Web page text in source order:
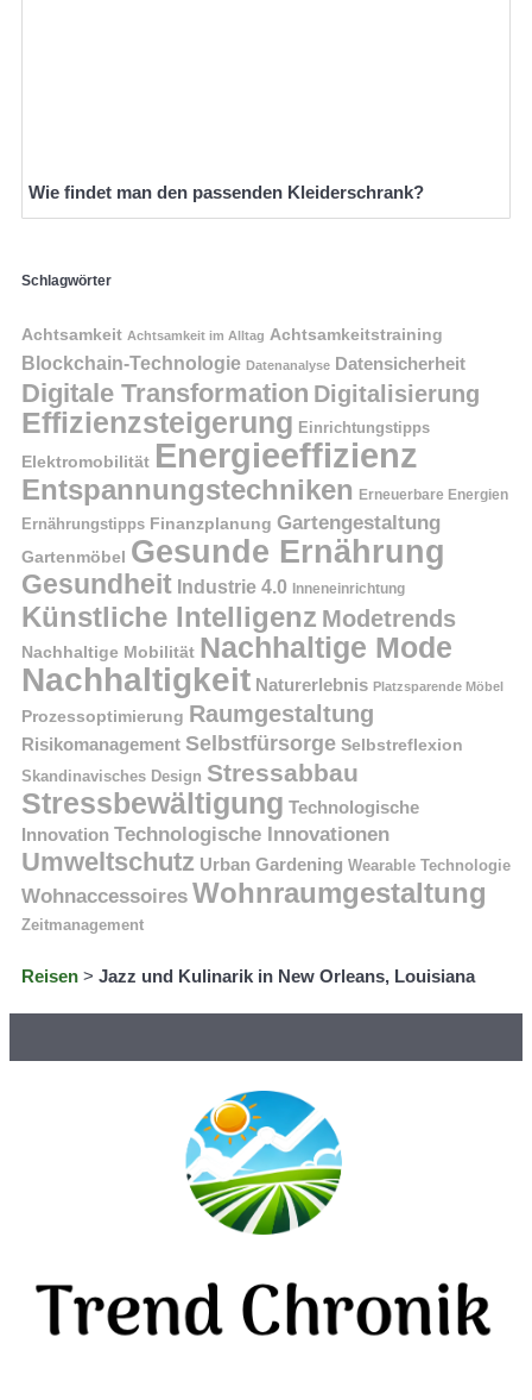
Wie findet man den passenden Kleiderschrank?
Schlagwörter
Achtsamkeit Achtsamkeit im Alltag Achtsamkeitstraining
Blockchain-Technologie Datenanalyse Datensicherheit
Digitale Transformation Digitalisierung
Effizienzsteigerung Einrichtungstipps
Elektromobilität Energieeffizienz
Entspannungstechniken Erneuerbare Energien
Ernährungstipps Finanzplanung Gartengestaltung
Gartenmöbel Gesunde Ernährung
Gesundheit Industrie 4.0 Inneneinrichtung
Künstliche Intelligenz Modetrends
Nachhaltige Mobilität Nachhaltige Mode
Nachhaltigkeit Naturerlebnis Platzsparende Möbel
Prozessoptimierung Raumgestaltung
Risikomanagement Selbstfürsorge Selbstreflexion
Skandinavisches Design Stressabbau
Stressbewältigung Technologische
Innovation Technologische Innovationen
Umweltschutz Urban Gardening Wearable Technologie
Wohnaccessoires Wohnraumgestaltung
Zeitmanagement
Reisen > Jazz und Kulinarik in New Orleans, Louisiana